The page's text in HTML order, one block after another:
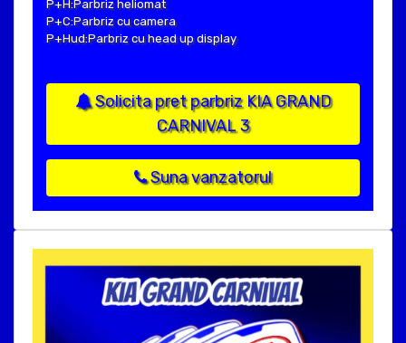
P+H:Parbriz heliomat
P+C:Parbriz cu camera
P+Hud:Parbriz cu head up display
Solicita pret parbriz KIA GRAND
CARNIVAL 3
Suna vanzatorul